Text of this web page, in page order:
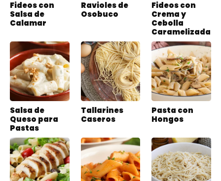
Fideos con
Salsa de
Calamar
Ravioles de
Osobuco
Fideos con
Crema y
Cebolla
Caramelizada
Salsa de
Queso para
Pastas
Tallarines
Caseros
Pasta con
Hongos